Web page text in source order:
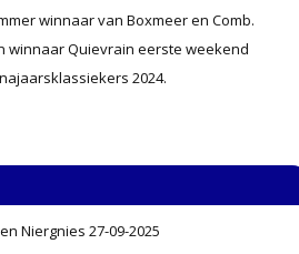
winnaar van Boxmeer en Comb.
winnaar Quievrain eerste weekend
2024.
Niergnies 27-09-2025